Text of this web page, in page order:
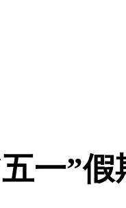
一”